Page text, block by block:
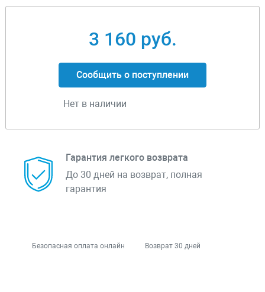
3 160 руб.
Сообщить о поступлении
Нет в наличии
Гарантия легкого возврата
До 30 дней на возврат, полная
гарантия
Безопасная оплата онлайн Возврат 30 дней